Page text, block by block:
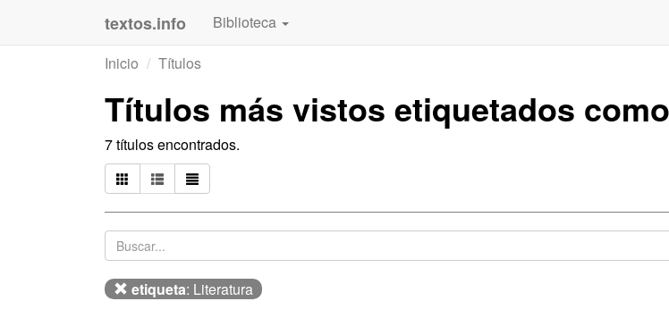
textos.info Biblioteca
Inicio
Títulos
Títulos más vistos etiquetados como
7 títulos encontrados.
etiqueta: Literatura